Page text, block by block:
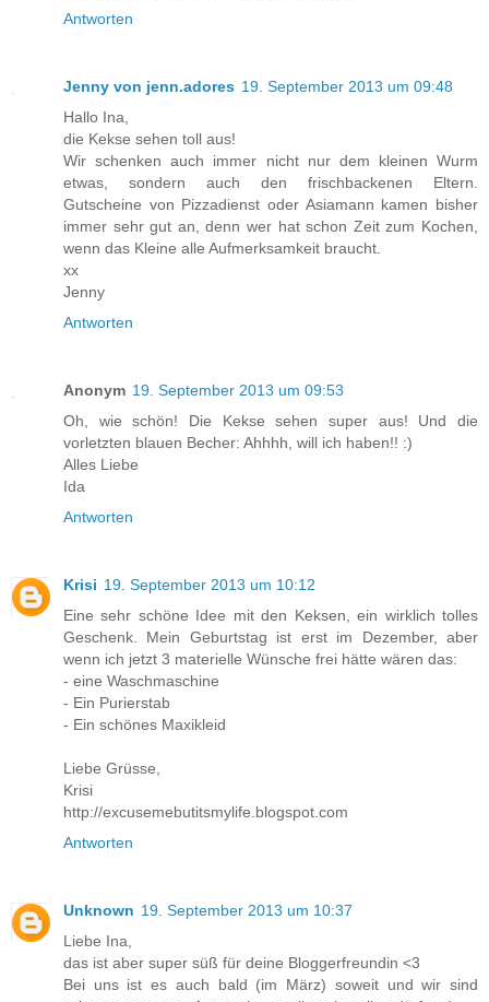
Antworten
Jenny von jenn.adores 19. September 2013 um 09:48
Hallo Ina,
die Kekse sehen toll aus!
Wir schenken auch immer nicht nur dem kleinen Wurm
etwas, sondern auch den frischbackenen Eltern.
Gutscheine von Pizzadienst oder Asiamann kamen bisher
immer sehr gut an, denn wer hat schon Zeit zum Kochen,
wenn das Kleine alle Aufmerksamkeit braucht.
xx
Jenny
Antworten
Anonym 19. September 2013 um 09:53
Oh, wie schön! Die Kekse sehen super aus! Und die
vorletzten blauen Becher: Ahhhh, will ich haben!! :)
Alles Liebe
Ida
Antworten
Krisi 19. September 2013 um 10:12
Eine sehr schöne Idee mit den Keksen, ein wirklich tolles
Geschenk. Mein Geburtstag ist erst im Dezember, aber
wenn ich jetzt 3 materielle Wünsche frei hätte wären das:
- eine Waschmaschine
- Ein Purierstab
- Ein schönes Maxikleid
Liebe Grüsse,
Krisi
http://excusemebutitsmylife.blogspot.com
Antworten
Unknown 19. September 2013 um 10:37
Liebe Ina,
das ist aber super süß für deine Bloggerfreundin <3
Bei uns ist es auch bald (im März) soweit und wir sind